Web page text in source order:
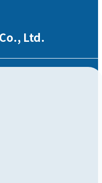
Ltd.